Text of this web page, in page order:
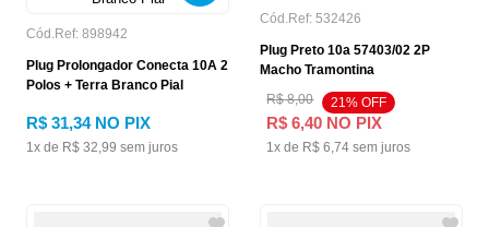
Cód.Ref: 898942
Plug Prolongador Conecta 10A 2
Polos + Terra Branco Pial
R$ 31,34NO PIX
1x de R$ 32,99 sem juros
Cód.Ref: 532426
Plug Preto 10a 57403/02 2P
Macho Tramontina
R$ 8,00 21% OFF
R$ 6,40 NO PIX
1x de R$ 6,74 sem juros